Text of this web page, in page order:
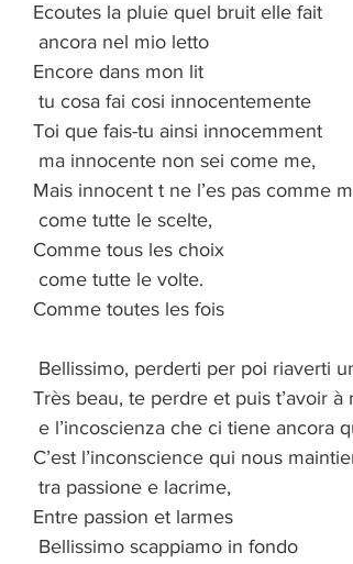
Ecoutes la pluie quel bruit elle fait
ancora nel mio letto
Encore dans mon lit
tu cosa fai cosi innocentemente
Toi que fais-tu ainsi innocemment
ma innocente non sei come me,
Mais innocent t ne l’es pas comme
come tutte le scelte,
Comme tous les choix
come tutte le volte.
Comme toutes les fois
Bellissimo, perderti per poi riaverti
Très beau, te perdre et puis t’avoir
e l’incoscienza che ci tiene ancora
C’est l’inconscience qui nous
tra passione e lacrime,
Entre passion et larmes
Bellissimo scappiamo in fondo